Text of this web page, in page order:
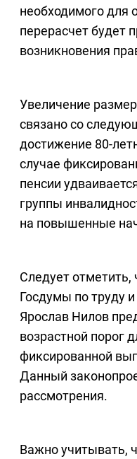
необходимого для
перерасчет будет
возникновения
Увеличение
связано со
достижение 80-
случае
пенсии
группы
на повышенные
Следует отметить,
Госдумы по труду
Ярослав Нилов
возрастной порог
фиксированной
Данный
рассмотрения.
Важно учитывать,